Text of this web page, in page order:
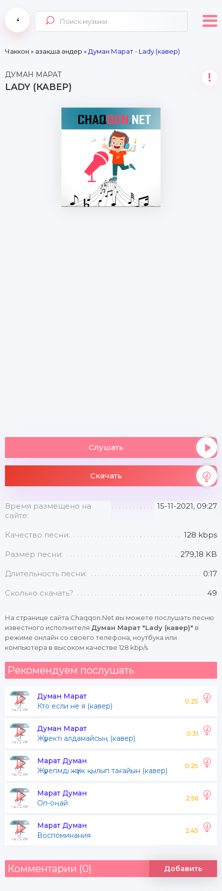
Чаккон » Қазақша әндер » Думан Марат - Lady (кавер)
ДУМАН МАРАТ
LADY (КАВЕР)
!
Слушать
Скачать
Время размещено на
сайте:
15-11-2021, 09:27
Качество песни: 128 kbps
Размер песни: 279,18 KB
Длительность песни: 0:17
Сколько скачать? 49
На странице сайта Chaqqon.Net вы можете послушать песню
известного исполнителя Думан Марат "Lady (кавер)" в
режиме онлайн со своего телефона, ноутбука или
компьютера в высоком качестве 128 kbp/s.
Рекомендуем послушать
Думан Марат
Кто если не я (кавер)
0:25
Думан Марат
Жүректі алдамайсың (кавер)
0:31
Марат Думан
Жүрегімді жүзік қылып тағайын (кавер)
0:25
Марат Думан
Оп-оңай
2:56
Марат Думан
Воспоминания
2:45
Комментарии (0) Добавить